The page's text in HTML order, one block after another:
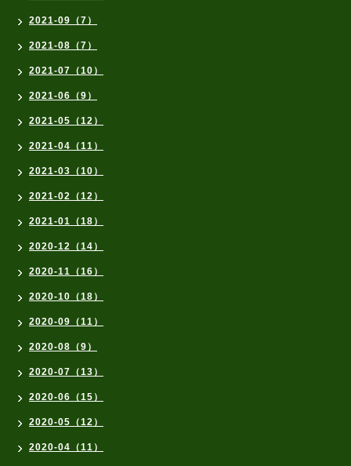
2021-09（7）
2021-08（7）
2021-07（10）
2021-06（9）
2021-05（12）
2021-04（11）
2021-03（10）
2021-02（12）
2021-01（18）
2020-12（14）
2020-11（16）
2020-10（18）
2020-09（11）
2020-08（9）
2020-07（13）
2020-06（15）
2020-05（12）
2020-04（11）